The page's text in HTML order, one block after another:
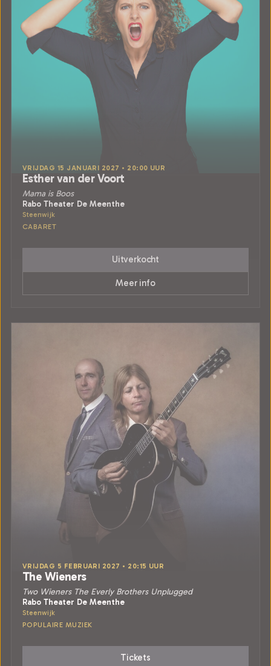
VRIJDAG 15 JANUARI 2027 • 20:00 UUR
Esther van der Voort
Mama is Boos
Rabo Theater De Meenthe
Steenwijk
CABARET
Uitverkocht
Meer info
VRIJDAG 5 FEBRUARI 2027 • 20:15 UUR
The Wieners
Two Wieners The Everly Brothers Unplugged
Rabo Theater De Meenthe
Steenwijk
POPULAIRE MUZIEK
Tickets